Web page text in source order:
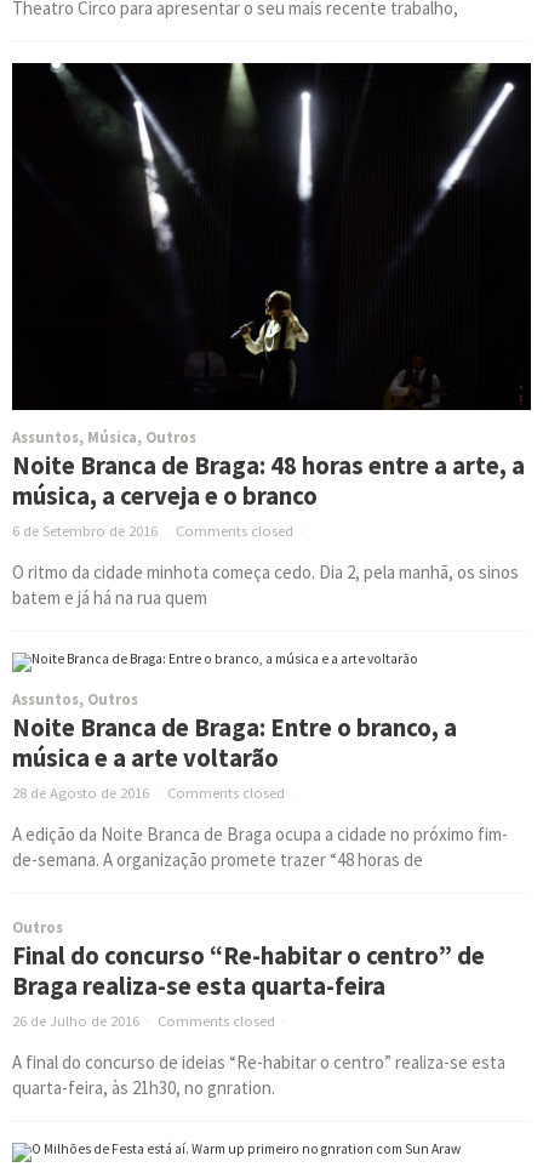
Theatro Circo para apresentar o seu mais recente trabalho,
Assuntos, Música, Outros
Noite Branca de Braga: 48 horas entre a arte, a
música, a cerveja e o branco
6 de Setembro de 2016 · Comments closed ·
O ritmo da cidade minhota começa cedo. Dia 2, pela manhã, os sinos
batem e já há na rua quem
Assuntos, Outros
Noite Branca de Braga: Entre o branco, a
música e a arte voltarão
28 de Agosto de 2016 · Comments closed ·
A edição da Noite Branca de Braga ocupa a cidade no próximo fim-
de-semana. A organização promete trazer “48 horas de
Outros
Final do concurso “Re-habitar o centro” de
Braga realiza-se esta quarta-feira
26 de Julho de 2016 · Comments closed ·
A final do concurso de ideias “Re-habitar o centro” realiza-se esta
quarta-feira, às 21h30, no gnration.